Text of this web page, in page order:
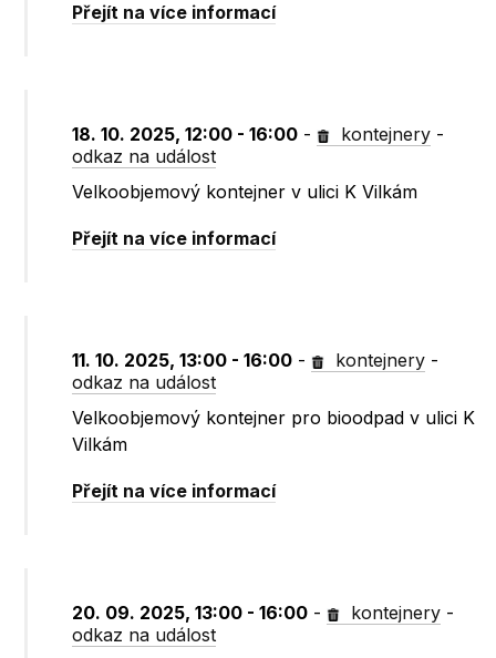
Přejít na více informací
18. 10. 2025, 12:00 - 16:00 - kontejnery -
odkaz na událost
Velkoobjemový kontejner v ulici K Vilkám
Přejít na více informací
11. 10. 2025, 13:00 - 16:00 - kontejnery -
odkaz na událost
Velkoobjemový kontejner pro bioodpad v ulici K
Vilkám
Přejít na více informací
20. 09. 2025, 13:00 - 16:00 - kontejnery -
odkaz na událost